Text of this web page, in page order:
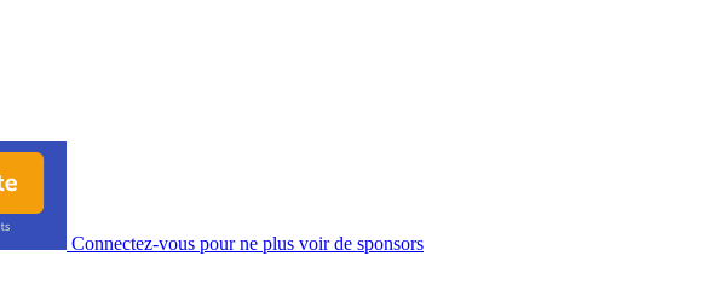
Connectez-vous pour ne plus voir de sponsors